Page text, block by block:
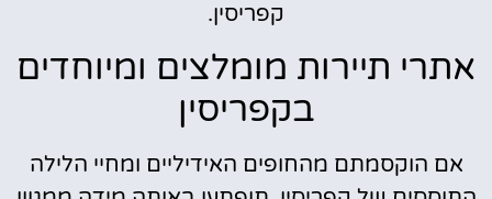
קפריסין.
אתרי תיירות מומלצים ומיוחדים
בקפריסין
אם הוקסמתם מהחופים האידיליים ומחיי הלילה